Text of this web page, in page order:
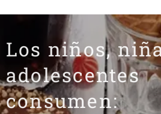
Los niños,
adolescentes
consumen: